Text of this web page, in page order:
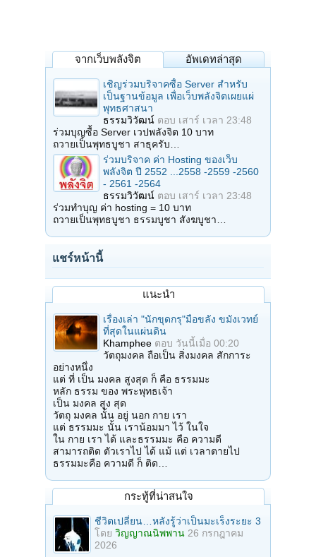
จากเว็บพลังจิต อัพเดทล่าสุด
เชิญร่วมบริจาคซื้อ Server สำหรับ
เป็นฐานข้อมูล เพื่อเว็บพลังจิตเผยแผ่
พุทธศาสนา
ธรรมวิวัฒน์ ตอบ เสาร์ เวลา 23:48
ร่วมบุญซื้อ Server เวปพลังจิต 10 บาท
ถวายเป็นพุทธบูชา สาธุครับ…
ร่วมบริจาค ค่า Hosting ของเว็บ
พลังจิต ปี 2552 ...2558 -2559 -2560
- 2561 -2564
ธรรมวิวัฒน์ ตอบ เสาร์ เวลา 23:48
ร่วมทำบุญ ค่า hosting = 10 บาท
ถวายเป็นพุทธบูชา ธรรมบูชา สังฆบูชา…
แชร์หน้านี้
แนะนำ
เรื่องเล่า "นักขุดกรุ"มือขลัง ขมังเวทย์
ที่สุดในแผ่นดิน
Khamphee ตอบ วันนี้เมื่อ 00:20
วัตถุมงคล ถือเป็น สิ่งมงคล สักการะ
อย่างหนึ่ง
แต่ ที่ เป็น มงคล สูงสุด ก็ คือ ธรรมมะ
หลัก ธรรม ของ พระพุทธเจ้า
เป็น มงคล สูง สุด
วัตถุ มงคล นั้น อยู่ นอก กาย เรา
แต่ ธรรมมะ นั้น เราน้อมมา ไว้ ในใจ
ใน กาย เรา ได้ และธรรมมะ คือ ความดี
สามารถติด ตัวเราไป ได้ แม้ แต่ เวลาตายไป
ธรรมมะคือ ความดี ก็ ติด…
กระทู้ที่น่าสนใจ
ชีวิตเปลี่ยน…หลังรู้ว่าเป็นมะเร็งระยะ 3
โดย วิญญาณนิพพาน 26 กรกฎาคม
2026